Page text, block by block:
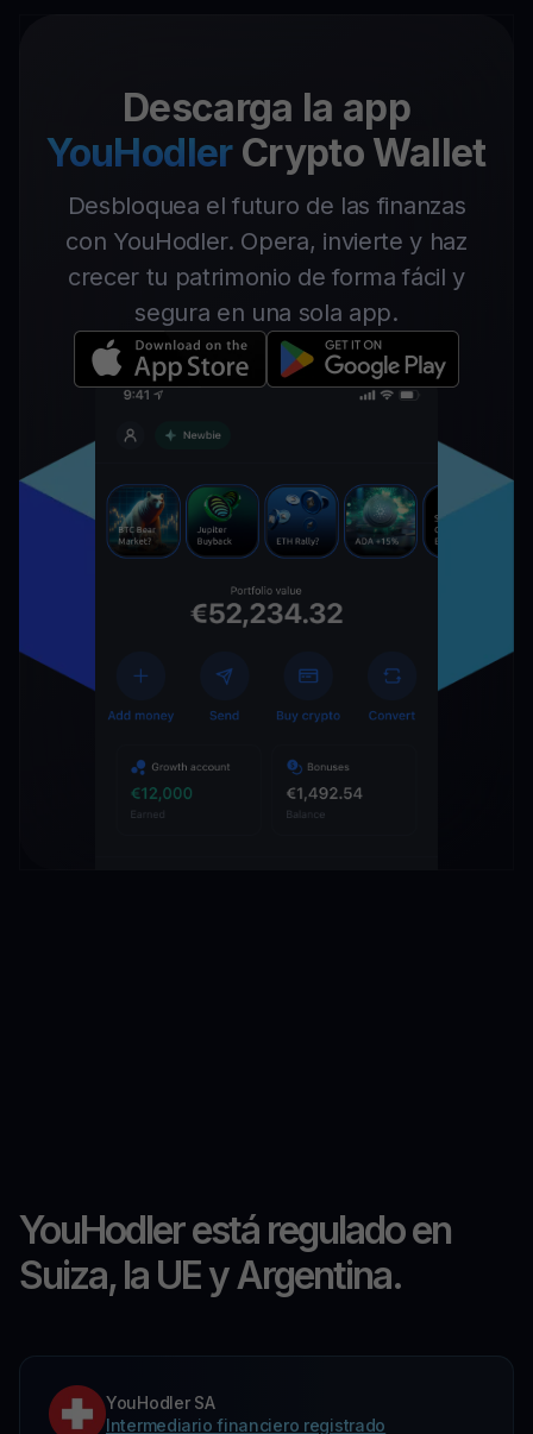
Descarga la app
YouHodler Crypto Wallet
Desbloquea el futuro de las finanzas
con YouHodler. Opera, invierte y haz
crecer tu patrimonio de forma fácil y
segura en una sola app.
YouHodler está regulado en
Suiza, la UE y Argentina.
YouHodler SA
Intermediario financiero registrado